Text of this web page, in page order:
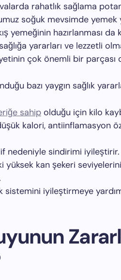
rahatlık sağlama
soğuk mevsimde yemek
yemeğinin hazırlanması da
yararları ve lezzetli
çok önemli bir parçası
bazı yaygın sağlık
sahip olduğu için kilo
kalori, antiinflamasyon
nedeniyle sindirimi iyileştirir.
yüksek kan şekeri
sistemini iyileştirmeye